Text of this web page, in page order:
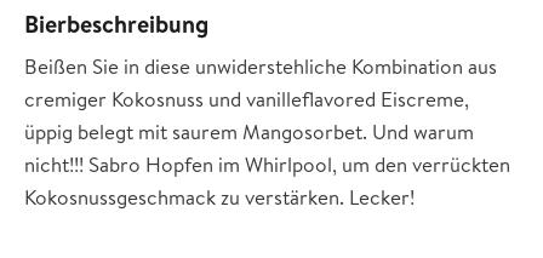
Bierbeschreibung
Beißen Sie in diese unwiderstehliche Kombination aus
cremiger Kokosnuss und vanilleflavored Eiscreme,
üppig belegt mit saurem Mangosorbet. Und warum
nicht!!! Sabro Hopfen im Whirlpool, um den verrückten
Kokosnussgeschmack zu verstärken. Lecker!